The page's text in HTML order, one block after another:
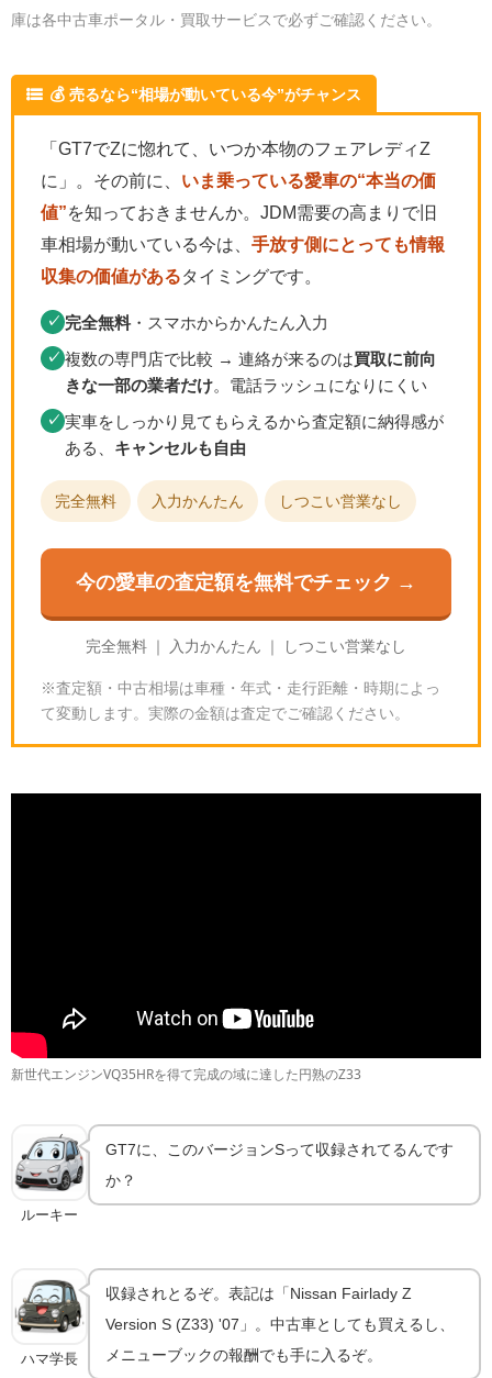
庫は各中古車ポータル・買取サービスで必ずご確認ください。
💰 売るなら“相場が動いている今”がチャンス
「GT7でZに惚れて、いつか本物のフェアレディZ
に」。その前に、 いま乗っている愛車の“本当の価
値”を知っておきませんか。JDM需要の高まりで旧
車相場が動いている今は、 手放す側にとっても情報
収集の価値があるタイミングです。
✓ 完全無料 ・スマホからかんたん入力
✓ 複数の専門店で比較 → 連絡が来るのは買取に前向
きな一部の業者だけ 。電話ラッシュになりにくい
✓ 実車をしっかり見てもらえるから査定額に納得感が
ある、 キャンセルも自由
完全無料 入力かんたん しつこい営業なし
今の愛車の査定額を無料でチェック →
完全無料 ｜ 入力かんたん ｜ しつこい営業なし
※査定額・中古相場は車種・年式・走行距離・時期によっ
て変動します。実際の金額は査定でご確認ください。
新世代エンジンVQ35HRを得て完成の域に達した円熟のZ33
ルーキー
GT7に、このバージョンSって収録されてるんです
か？
ハマ学長
収録されとるぞ。表記は「Nissan Fairlady Z
Version S (Z33) '07」。中古車としても買えるし、
メニューブックの報酬でも手に入るぞ。